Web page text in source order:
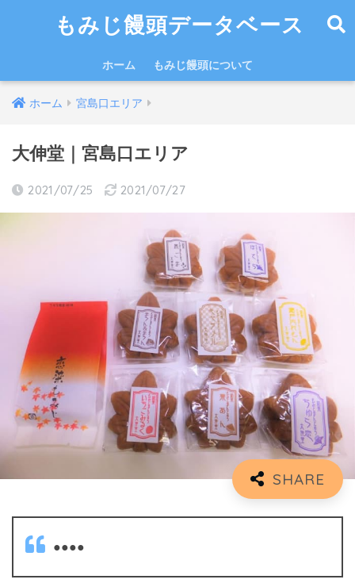
もみじ饅頭データベース
ホーム もみじ饅頭について
ホーム 宮島口エリア
大伸堂｜宮島口エリア
2021/07/25 2021/07/27
●●●●